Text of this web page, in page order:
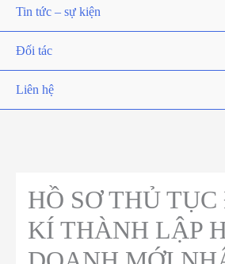
Tin tức – sự kiện
Đối tác
Liên hệ
HỒ SƠ THỦ
KÍ THÀNH LẬP